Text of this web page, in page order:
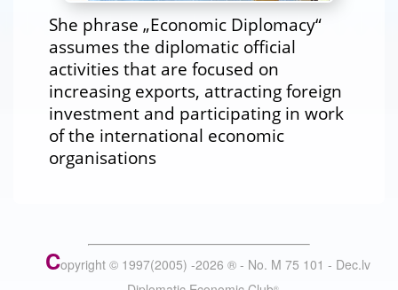
She phrase „Economic Diplomacy“
assumes the diplomatic official
activities that are focused on
increasing exports, attracting foreign
investment and participating in work
of the international economic
organisations
Copyright © 1997(2005) -2026 ® - No. M 75 101 - Dec.lv
®